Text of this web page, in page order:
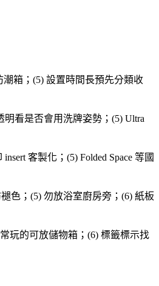
箱；(5) 設置時間長預先分類收
看是否會用洗牌姿勢；(5) Ultra
客製化；(5) Folded Space 等國
色；(5) 勿放浴室廚房旁；(6) 紙板
玩的可放儲物箱；(6) 標籤標示找